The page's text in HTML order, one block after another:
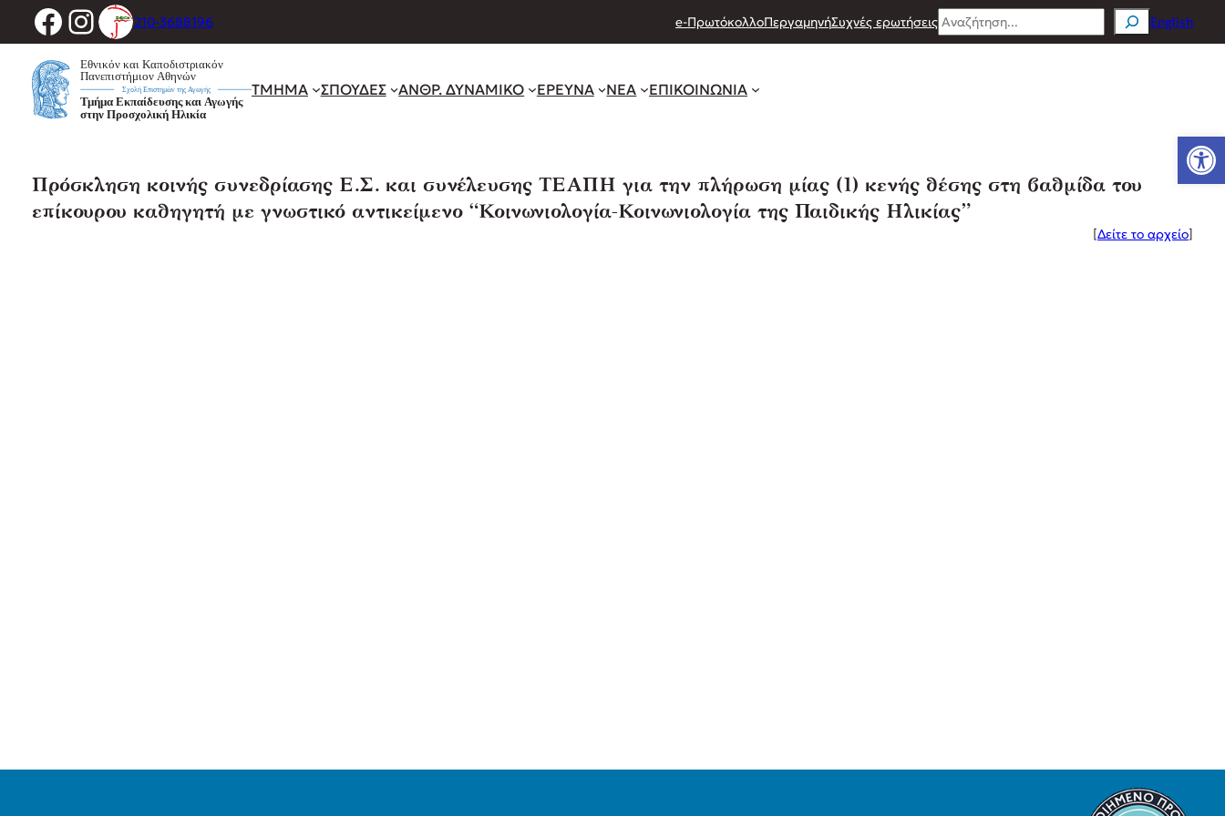
Μετάβαση
περιεχόμενο
Facebook
Instagram
210-3688196 e-ΠρωτόκολλοΠεργαμηνήΣυχνές ερωτήσειςSearch English
ΤΜΗΜΑ ΣΠΟΥΔΕΣ ΑΝΘΡ. ΔΥΝΑΜΙΚΟ ΕΡΕΥΝΑ ΝΕΑ ΕΠΙΚΟΙΝΩΝΙΑ
Πρόσκληση κοινής συνεδρίασης Ε.Σ. και συνέλευσης ΤΕΑΠΗ για την πλήρωση μίας (1) κενής θέσης στη βαθμίδα του
επίκουρου καθηγητή με γνωστικό αντικείμενο “Κοινωνιολογία-Κοινωνιολογία της Παιδικής Ηλικίας”
[Δείτε το αρχείο]